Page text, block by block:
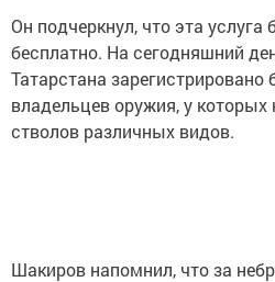
Он подчеркнул, что эта услуга
бесплатно. На сегодняшний
Татарстана зарегистрировано
владельцев оружия, у которых
стволов различных видов.
Шакиров напомнил, что за